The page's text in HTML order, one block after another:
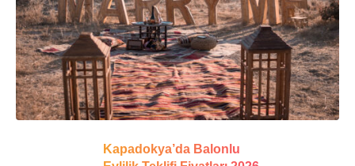
Kapadokya’da Balonlu